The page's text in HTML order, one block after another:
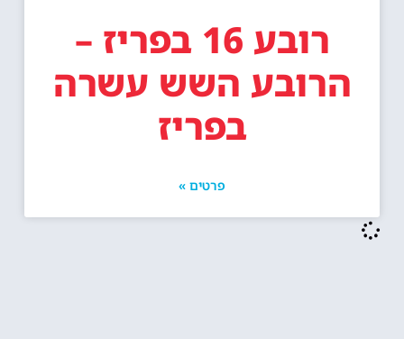
רובע 16 בפריז –
הרובע השש עשרה
בפריז
פרטים »